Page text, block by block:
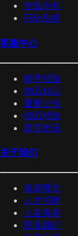
专线小包
FBA头程
客服中心
邮寄经验
物流知识
重要公告
物流时效
新闻资讯
关于我们
泰嘉理念
人才招聘
人在泰嘉
联系我们